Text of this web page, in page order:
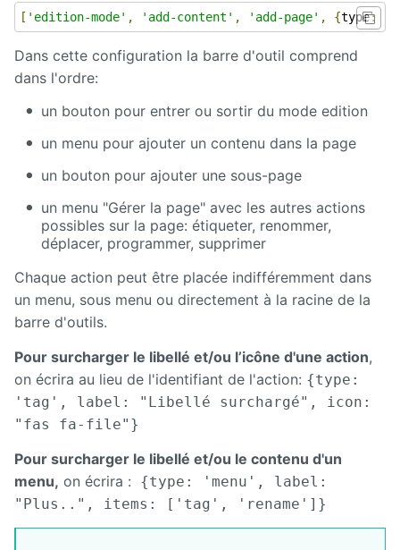
[ 'edition-mode' , 'add-content' , 'add-page' , {type:
Dans cette configuration la barre d'outil comprend
dans l'ordre:
un bouton pour entrer ou sortir du mode edition
un menu pour ajouter un contenu dans la page
un bouton pour ajouter une sous-page
un menu "Gérer la page" avec les autres actions
possibles sur la page: étiqueter, renommer,
déplacer, programmer, supprimer
Chaque action peut être placée indifféremment dans
un menu, sous menu ou directement à la racine de la
barre d'outils.
Pour surcharger le libellé et/ou l’icône d'une action,
on écrira au lieu de l'identifiant de l'action: {type:
'tag', label: "Libellé surchargé", icon:
"fas fa-file"}
Pour surcharger le libellé et/ou le contenu d'un
menu, on écrira : {type: 'menu', label:
"Plus..", items: ['tag', 'rename']}